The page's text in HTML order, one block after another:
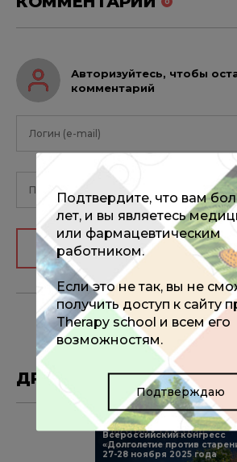
0
Авторизуйтесь, чтобы
комментарий
Авторизоваться
ДРУГИЕ МАТЕРИАЛЫ
Всероссийский конгресс
«Долголетие против
27-28 ноября 2025 года
15.10.2025
Подтвердите, что вам
лет, и вы являетесь
или фармацевтическим
работником.
Если это не так, вы не
получить доступ к сайту
Therapy school и всем его
возможностям.
Подтверждаю